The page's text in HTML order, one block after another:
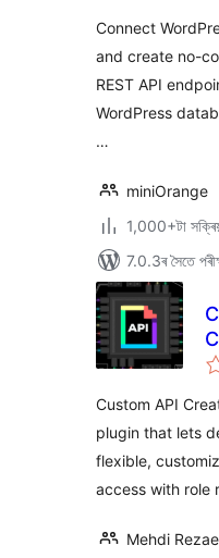
Connect
and create no-
REST API
WordPress
…
miniOrange
1,000+টা
7.0.3ৰ সৈতে
Custom API
plugin that lets
flexible,
access with role
Mehdi